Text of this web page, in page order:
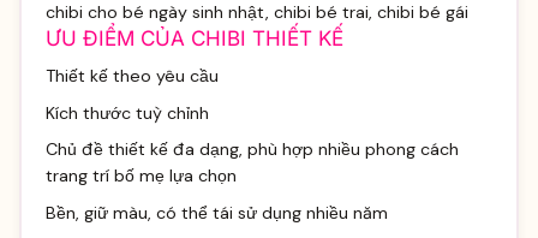
chibi cho bé ngày sinh nhật, chibi bé trai, chibi bé gái
ƯU ĐIỂM CỦA CHIBI THIẾT KẾ
Thiết kế theo yêu cầu
Kích thước tuỳ chỉnh
Chủ đề thiết kế đa dạng, phù hợp nhiều phong cách
trang trí bố mẹ lựa chọn
Bền, giữ màu, có thể tái sử dụng nhiều năm